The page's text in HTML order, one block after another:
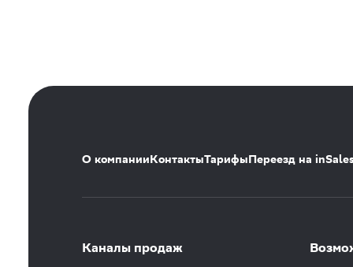
О компанииКонтактыТарифыПереезд на
Каналы продаж